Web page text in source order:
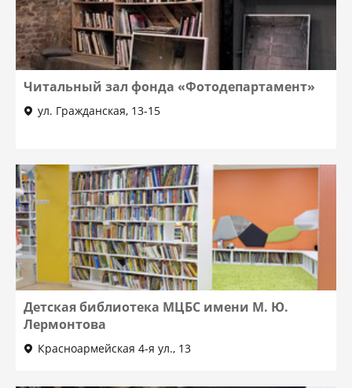
Читальный зал фонда «Фотодепартамент»
ул. Гражданская, 13-15
Детская библиотека МЦБС имени М. Ю.
Лермонтова
Красноармейская 4-я ул., 13